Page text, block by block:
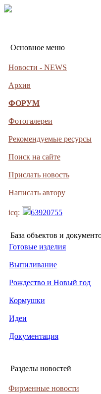
Основное меню
Новости - NEWS
Архив
ФОРУМ
Фотогалереи
Рекомендуемые ресурсы
Поиск на сайте
Прислать новость
Написать автору
icq: 63920755
База объектов и
Готовые изделия
Выпиливание
Рождество и Новый год
Кормушки
Идеи
Документация
Разделы новостей
Фирменные новости